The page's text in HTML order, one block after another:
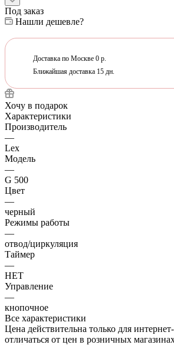
Под заказ
Нашли дешевле?
Доставка по Москве 0 р.
Ближайшая доставка 15 дн.
Хочу в подарок
Характеристики
Производитель
—
Lex
Модель
—
G 500
Цвет
—
черный
Режимы работы
—
отвод/циркуляция
Таймер
—
НЕТ
Управление
—
кнопочное
Все характеристики
Цена действительна только для
отличаться от цен в розничных